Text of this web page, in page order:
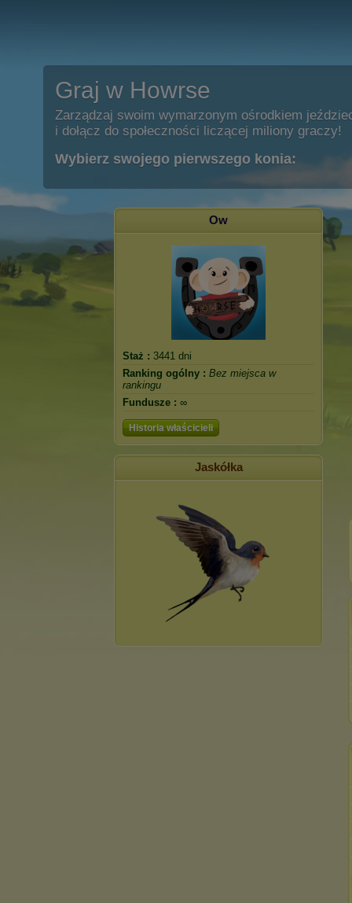
Graj w Howrse
Zarządzaj swoim wymarzonym ośrodkiem
i dołącz do społeczności liczącej miliony graczy!
Wybierz swojego pierwszego konia:
Ow
Staż : 3441 dni
Ranking ogólny : Bez miejsca w
rankingu
Fundusze : ∞
Historia właścicieli
Jaskółka